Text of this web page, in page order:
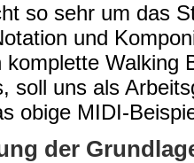
so sehr um das
und
Walking
soll uns als
obige MIDI-
der